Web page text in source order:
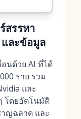
สรรหา
ละข้อมูล
นด้วย AI ที่ได้
ราย รวม
และ
โดยอัตโนมัติ
ญฉลาด และ